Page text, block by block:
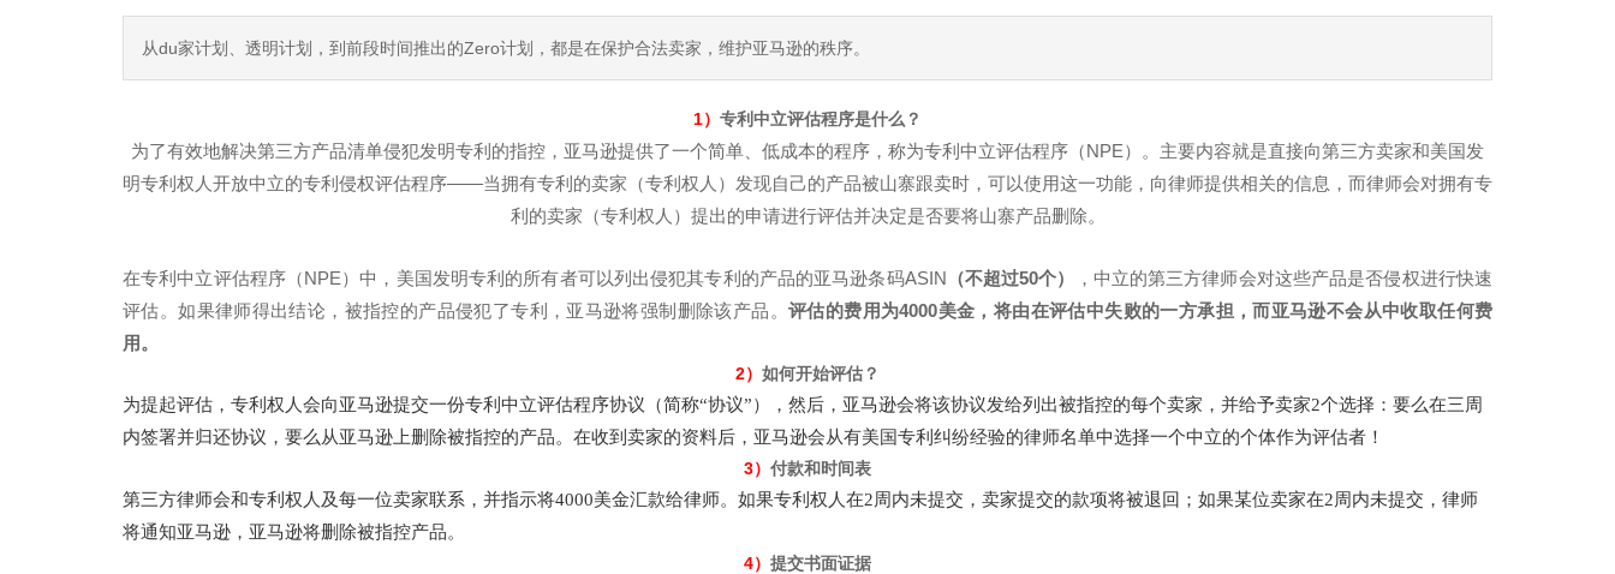
从du家计划、透明计划，到前段时间推出的Zero计划，都是在保护合法卖家，维护亚马逊的秩序。
1） 专利中立评估程序是什么？
为了有效地解决第三方产品清单侵犯发明专利的指控，亚马逊提供了一个简单、低成本的程序，称为专利中立评估程序（NPE）。主要内容就是直接向第三方卖家和美国发
明专利权人开放中立的专利侵权评估程序——当拥有专利的卖家（专利权人）发现自己的产品被山寨跟卖时，可以使用这一功能，向律师提供相关的信息，而律师会对拥有专
利的卖家（专利权人）提出的申请进行评估并决定是否要将山寨产品删除。
在专利中立评估程序（NPE）中，美国发明专利的所有者可以列出侵犯其专利的产品的亚马逊条码ASIN （不超过50个）
，中立的第三方律师会对这些产品是否侵权进行快速
评估。如果律师得出结论，被指控的产品侵犯了专利，亚马逊将强制删除该产品。 评估的费用为4000美金，将由在评估中失败的一方承担，而亚马逊不会从中收取任何费
用。
2） 如何开始评估？
为提起评估，专利权人会向亚马逊提交一份专利中立评估程序协议（简称“协议”），然后，亚马逊会将该协议发给列出被指控的每个卖家，并给予卖家2个选择：要么在三周
内签署并归还协议，要么从亚马逊上删除被指控的产品。在收到卖家的资料后，亚马逊会从有美国专利纠纷经验的律师名单中选择一个中立的个体作为评估者！
3） 付款和时间表
第三方律师会和专利权人及每一位卖家联系，并指示将4000美金汇款给律师。如果专利权人在2周内未提交，卖家提交的款项将被退回；如果某位卖家在2周内未提交，律师
将通知亚马逊，亚马逊将删除被指控产品。
4） 提交书面证据